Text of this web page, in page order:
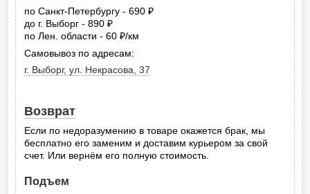
по Санкт-Петербургу - 690
до г. Выборг - 890
по Лен. области - 60
руб.
/км
Самовывоз по адресам:
г. Выборг, ул. Некрасова, 37
Возврат
Если по недоразумению в товаре окажется брак, мы
бесплатно его заменим и доставим курьером за свой
счет. Или вернём его полную стоимость.
Подъем